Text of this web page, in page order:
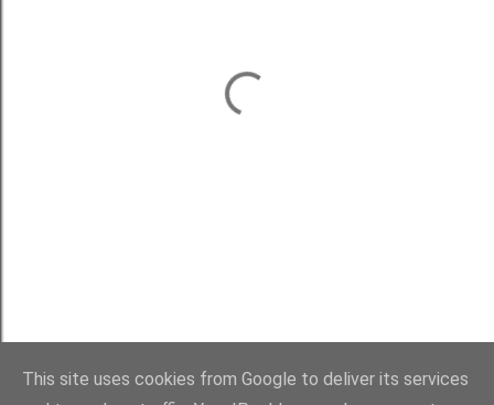
This site uses cookies from Google to deliver its services